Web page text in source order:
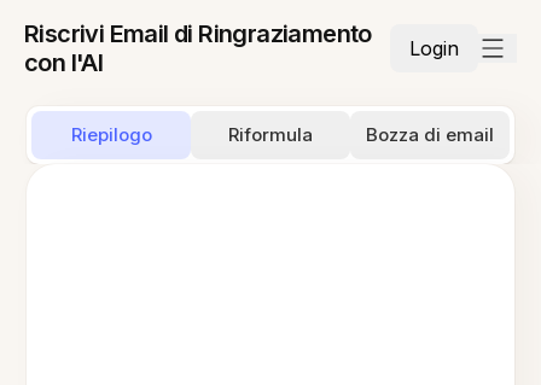
Riscrivi Email di Ringraziamento
con l'AI
Login
Riepilogo Riformula Bozza di email